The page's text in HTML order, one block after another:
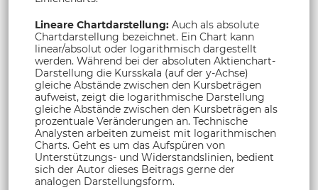
Lineare Chartdarstellung: Auch als absolute
Chartdarstellung bezeichnet. Ein Chart kann
linear/absolut oder logarithmisch dargestellt
werden. Während bei der absoluten Aktienchart-
Darstellung die Kursskala (auf der y-Achse)
gleiche Abstände zwischen den Kursbeträgen
aufweist, zeigt die logarithmische Darstellung
gleiche Abstände zwischen den Kursbeträgen als
prozentuale Veränderungen an. Technische
Analysten arbeiten zumeist mit logarithmischen
Charts. Geht es um das Aufspüren von
Unterstützungs- und Widerstandslinien, bedient
sich der Autor dieses Beitrags gerne der
analogen Darstellungsform.